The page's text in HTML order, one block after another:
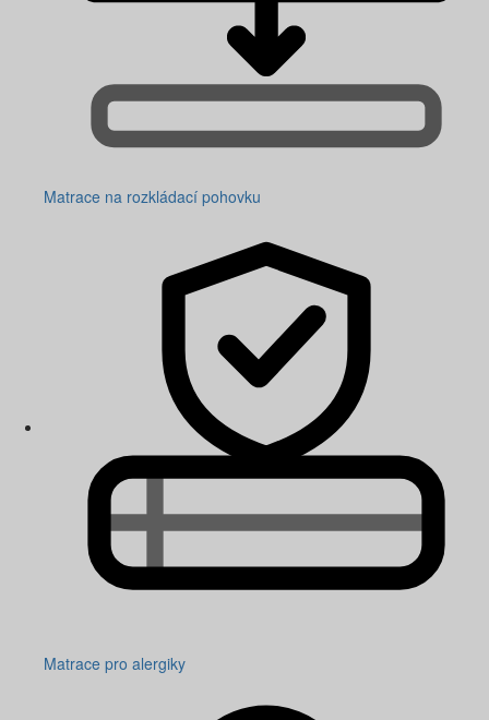
Matrace na rozkládací pohovku
Matrace pro alergiky